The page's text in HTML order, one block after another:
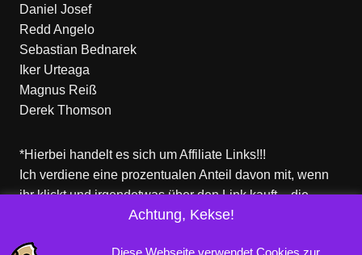
Daniel Josef
Redd Angelo
Sebastian Bednarek
Iker Urteaga
Magnus Reiß
Derek Thomson
*Hierbei handelt es sich um Affiliate Links!!!
Ich verdiene eine prozentualen Anteil davon mit, wenn
ihr klickt und irgendetwas über den Link kauft – die
Produkte dort sind aber nicht von mir!
Achtung, Kekse!
Diese Webseite verwendet Cookies zur